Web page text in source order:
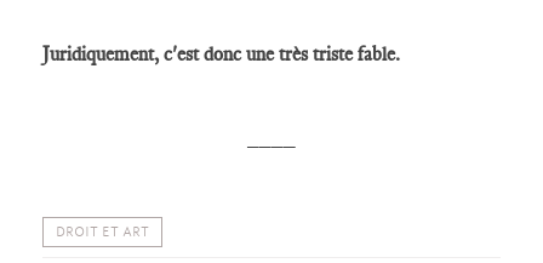
Juridiquement, c'est donc une très triste fable.
DROIT ET ART